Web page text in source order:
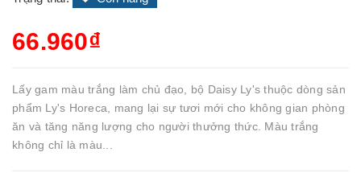
66.960₫
Lấy gam màu trắng làm chủ đạo, bộ Daisy Ly's thuộc dòng sản
phẩm Ly's Horeca, mang lại sự tươi mới cho không gian phòng
ăn và tăng năng lượng cho người thưởng thức. Màu trắng
không chỉ là màu...